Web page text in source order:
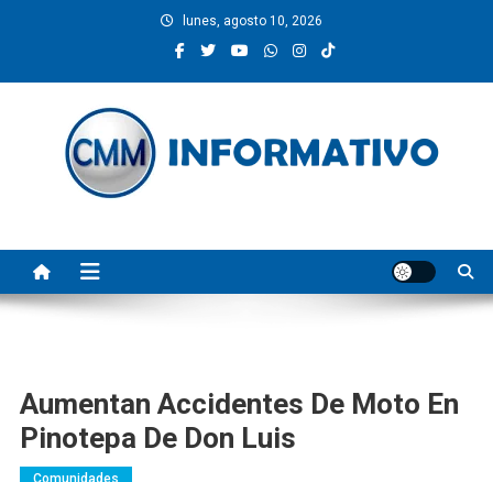
lunes, agosto 10, 2026
Aumentan Accidentes De Moto En
Pinotepa De Don Luis
Comunidades